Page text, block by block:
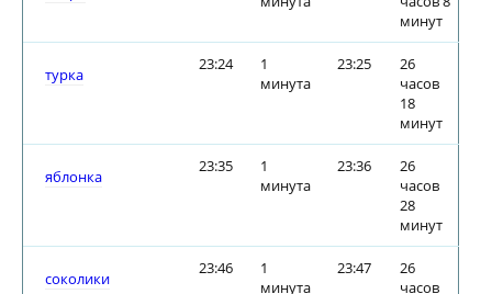
минут
турка
23:24
1
минута
23:25
26
часов
18
минут
яблонка
23:35
1
минута
23:36
26
часов
28
минут
соколики
23:46
1
минута
23:47
26
часов